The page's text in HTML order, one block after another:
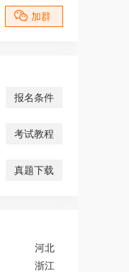
加群
报名条件
考试教程
真题下载
河北
浙江